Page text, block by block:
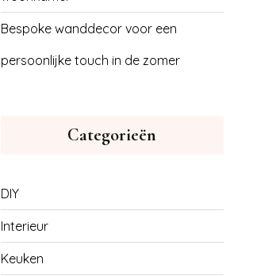
Bespoke wanddecor voor een
persoonlijke touch in de zomer
Categorieën
DIY
Interieur
Keuken